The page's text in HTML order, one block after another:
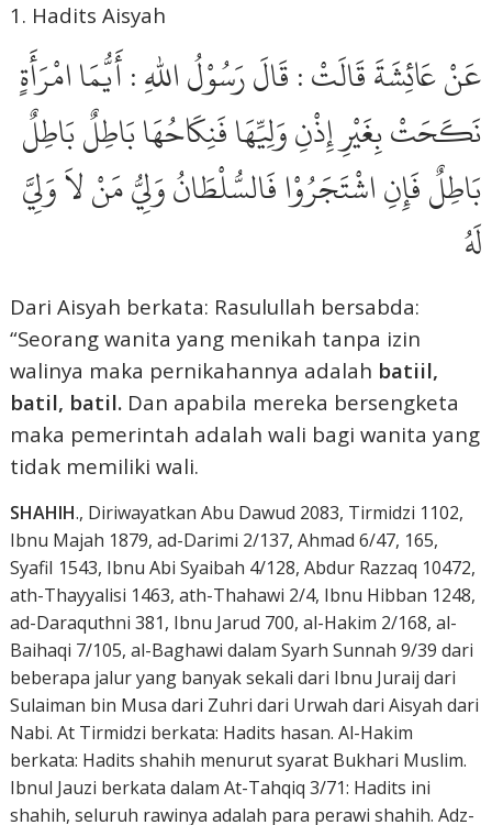
1. Hadits Aisyah
عَنْ عَائِشَةَ قَالَتْ : قَالَ رَسُوْلُ اللهِ : أَيُّمَا امْرَأَةٍ
نَكَحَتْ بِغَيْرِ إِذْنِ وَلِيِّهَا فَنِكَاحُهَا بَاطِلٌ بَاطِلٌ
بَاطِلٌ فَإِنِ اشْتَجَرُوْا فَالسُّلْطَانُ وَلِيُّ مَنْ لاَ وَلِيَّ
لَهُ
Dari Aisyah berkata: Rasulullah bersabda:
“Seorang wanita yang menikah tanpa izin
walinya maka pernikahannya adalah batiil,
batil, batil. Dan apabila mereka bersengketa
maka pemerintah adalah wali bagi wanita yang
tidak memiliki wali.
SHAHIH., Diriwayatkan Abu Dawud 2083, Tirmidzi 1102,
Ibnu Majah 1879, ad-Darimi 2/137, Ahmad 6/47, 165,
SyafiI 1543, Ibnu Abi Syaibah 4/128, Abdur Razzaq 10472,
ath-Thayyalisi 1463, ath-Thahawi 2/4, Ibnu Hibban 1248,
ad-Daraquthni 381, Ibnu Jarud 700, al-Hakim 2/168, al-
Baihaqi 7/105, al-Baghawi dalam Syarh Sunnah 9/39 dari
beberapa jalur yang banyak sekali dari Ibnu Juraij dari
Sulaiman bin Musa dari Zuhri dari Urwah dari Aisyah dari
Nabi. At Tirmidzi berkata: Hadits hasan. Al-Hakim
berkata: Hadits shahih menurut syarat Bukhari Muslim.
Ibnul Jauzi berkata dalam At-Tahqiq 3/71: Hadits ini
shahih, seluruh rawinya adalah para perawi shahih. Adz-